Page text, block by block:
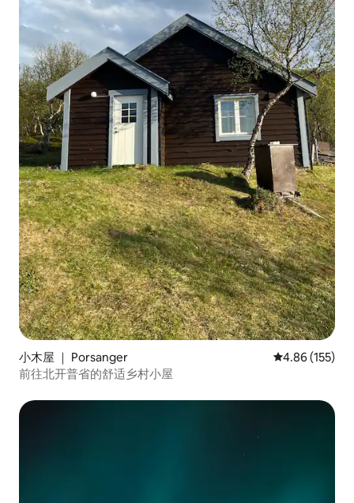
小木屋 ｜ Porsanger 平均评分 4.86
4.86 (155)
前往北开普省的舒适乡村小屋